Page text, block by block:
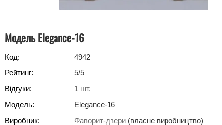
Модель Elegance-16
Код:
4942
Рейтинг:
5/5
Відгуки:
1 шт.
Модель:
Elegance-16
Виробник:
Фаворит-двери (власне виробництво)